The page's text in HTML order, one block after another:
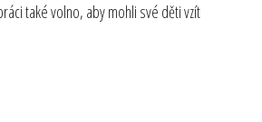
také volno, aby mohli své děti vzít